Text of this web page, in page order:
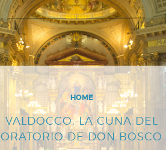
HOME
VALDOCCO, LA CUNA DEL
ORATORIO DE DON BOSCO